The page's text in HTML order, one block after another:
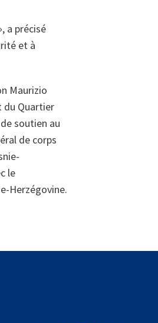
a précisé
et à
Maurizio
du Quartier
soutien au
de corps
le
Herzégovine.